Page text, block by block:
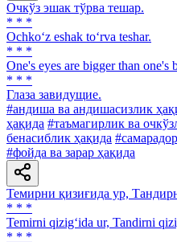
Очкўз эшак тўрва тешар.
* * *
Ochko‘z eshak to‘rva teshar.
* * *
One's eyes are bigger than one's
* * *
Глаза завидущие.
#андиша ва андишасизлик
ҳақида #таъмагирлик ва
бенасиблик ҳақида
#фойда ва зарар ҳақида
Темирни қизиғида ур,
* * *
Temirni qizig‘ida ur, Tandirni
* * *